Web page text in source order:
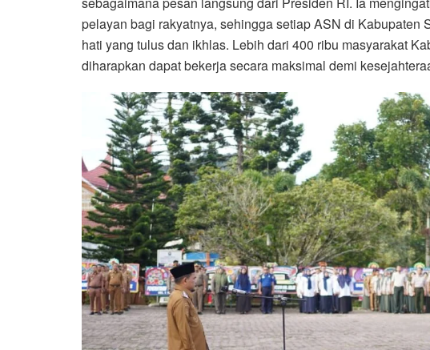
pelayan bagi rakyatnya, sehingga setiap ASN di Kabupaten
hati yang tulus dan ikhlas. Lebih dari 400 ribu masyarakat
diharapkan dapat bekerja secara maksimal demi